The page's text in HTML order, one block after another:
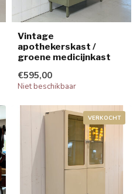
Vintage
apothekerskast /
groene medicijnkast
€595,00
Niet beschikbaar
VERKOCHT